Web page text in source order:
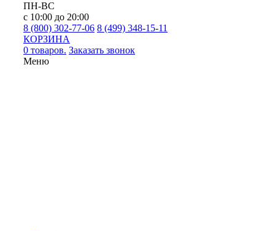
ПН-ВС
с 10:00 до 20:00
8 (800) 302-77-06 8 (499) 348-15-11
КОРЗИНА
0 товаров. Заказать звонок
Меню